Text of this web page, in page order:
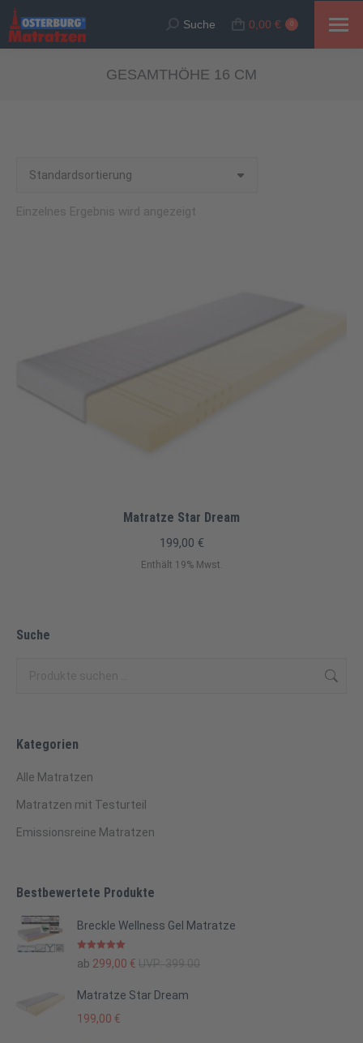
Suche:
Suche 0,00 € 0
GESAMTHÖHE 16 CM
Einzelnes Ergebnis wird angezeigt
Matratze Star Dream
199,00 €
Enthält 19% Mwst.
Suche
Kategorien
Alle Matratzen
Matratzen mit Testurteil
Emissionsreine Matratzen
Bestbewertete Produkte
Breckle Wellness Gel Matratze
Bewertet mit
5.00von 5
ab 299,00 € UVP: 399.00
Matratze Star Dream
199,00 €